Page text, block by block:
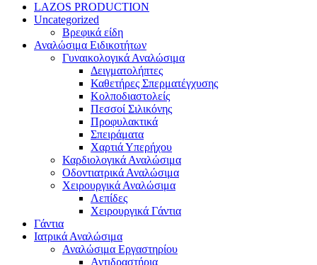
LAZOS PRODUCTION
Uncategorized
Βρεφικά είδη
Αναλώσιμα Ειδικοτήτων
Γυναικολογικά Αναλώσιμα
Δειγματολήπτες
Καθετήρες Σπερματέγχυσης
Κολποδιαστολείς
Πεσσοί Σιλικόνης
Προφυλακτικά
Σπειράματα
Χαρτιά Υπερήχου
Καρδιολογικά Αναλώσιμα
Οδοντιατρικά Αναλώσιμα
Χειρουργικά Αναλώσιμα
Λεπίδες
Χειρουργικά Γάντια
Γάντια
Ιατρικά Αναλώσιμα
Αναλώσιμα Εργαστηρίου
Αντιδραστήρια